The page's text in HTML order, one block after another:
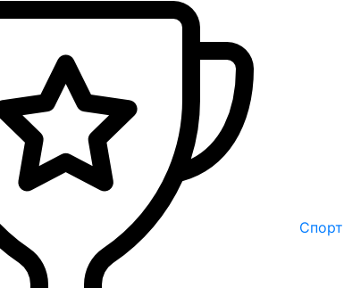
Спорт